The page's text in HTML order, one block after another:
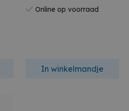
Online op voorraad
In winkelmandje